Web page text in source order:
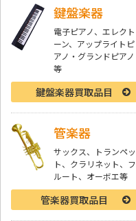
鍵盤楽器
電子ピアノ、エレクト
ーン、アップライトピ
アノ・グランドピアノ
等
鍵盤楽器買取品目
管楽器
サックス、トランペッ
ト、クラリネット、フ
ルート、オーボエ等
管楽器買取品目